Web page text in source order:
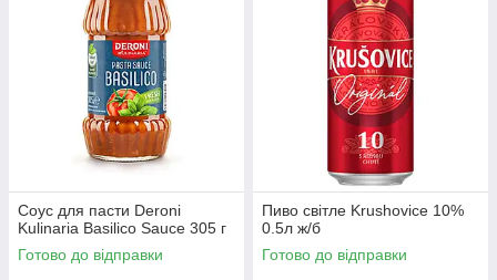
Соус для пасти Deroni
Kulinaria Basilico Sauce 305 г
Готово до відправки
Пиво світле Krushovice 10%
0.5л ж/б
Готово до відправки